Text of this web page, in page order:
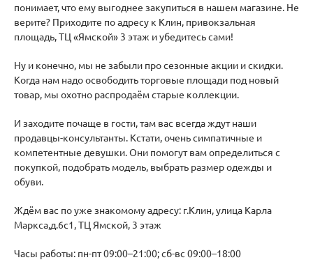
понимает, что ему выгоднее закупиться в нашем магазине. Не
верите? Приходите по адресу к Клин, привокзальная
площадь, ТЦ «Ямской» 3 этаж и убедитесь сами!
Ну и конечно, мы не забыли про сезонные акции и скидки.
Когда нам надо освободить торговые площади под новый
товар, мы охотно распродаём старые коллекции.
И заходите почаще в гости, там вас всегда ждут наши
продавцы-консультанты. Кстати, очень симпатичные и
компетентные девушки. Они помогут вам определиться с
покупкой, подобрать модель, выбрать размер одежды и
обуви.
Ждём вас по уже знакомому адресу: г.Клин, улица Карла
Маркса,д.6с1, ТЦ Ямской, 3 этаж
Часы работы: пн-пт 09:00–21:00; сб-вс 09:00–18:00